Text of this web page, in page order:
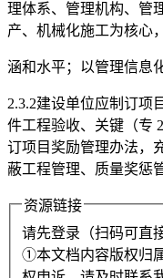
理体系、管理机构、管
产、机械化施工为核心
涵和水平；以管理信息
2.3.2建设单位应制订项
件工程验收、关键（专
订项目奖励管理办法，
蔽工程管理、质量奖惩
资源链接
请先登录（扫码可直
①本文档内容版权归